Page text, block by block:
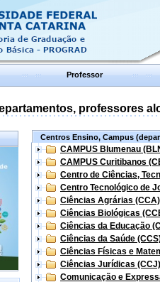
Professor
professores
Centros Ensino, Campus
CAMPUS Blumenau
CAMPUS Curitibanos
Centro de Ciências,
Centro Tecnológico de
Ciências Agrárias (CCA)
Ciências Biológicas
Ciências da Educação
Ciências da Saúde
Ciências Físicas e
Ciências Jurídicas (CCJ)
Comunicação e